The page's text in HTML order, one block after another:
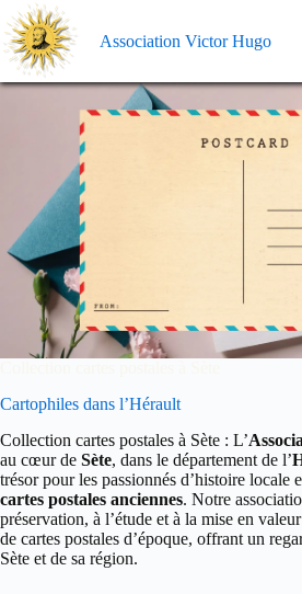
Association Victor Hugo
Cartophiles dans l’Hérault
Collection cartes postales à Sète : L’
au cœur de Sète, dans le département de l’
trésor pour les passionnés d’histoire locale
cartes postales anciennes. Notre
préservation, à l’étude et à la mise en
de cartes postales d’époque, offrant un
Sète et de sa région.